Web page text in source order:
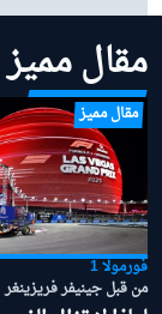
مقال مميز
مقال مميز
فورمولا 1
من قبل جينيفر فريزينغر